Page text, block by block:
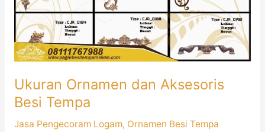
Ukuran Ornamen dan Aksesoris
Besi Tempa
Jasa Pengecoram Logam, Ornamen Besi Tempa